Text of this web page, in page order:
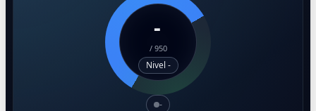
-
/ 950
Nivel -
-